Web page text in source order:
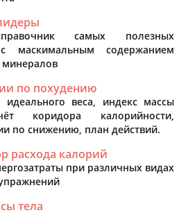
самых полезных
маскимальным содержанием
по похудению
идеального веса, индекс массы
коридора калорийности,
по снижению, план действий.
расхода калорий
при различных видах
тела